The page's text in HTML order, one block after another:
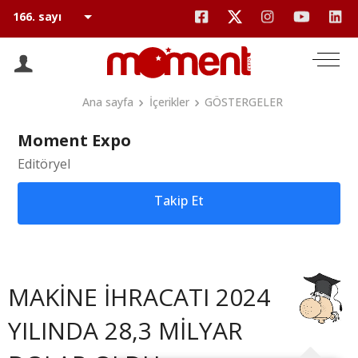
Ana sayfa İçerikler GÖSTERGELER
Moment Expo
Editöryel
Takip Et
MAKİNE İHRACATI 2024
YILINDA 28,3 MİLYAR